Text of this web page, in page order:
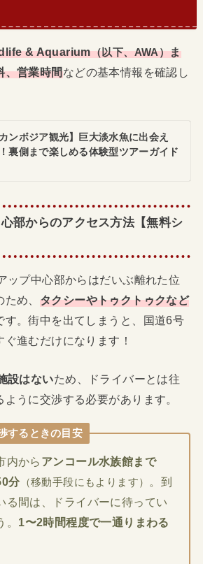
& Aquarium（以下、AWA）ま
、営業時間などの基本情報を確認し
カンボジア観光】巨大淡水魚に出会え
裏側まで楽しめる体験型ツアーガイド
部からのアクセス方法【無料シ
ップ中心部からはだいぶ離れた位
め、 タクシーやトゥクトゥクなど
す。街中を出てしまうと、国道6号
進むだけになります！
設はないため、ドライバーとは往
うに交渉する必要があります。
するときの目安
内から アンコール水族館まで
分 （移動手段にもよります） 。到
る間は、ドライバーに待ってい
1〜2時間程度で一通りまわる